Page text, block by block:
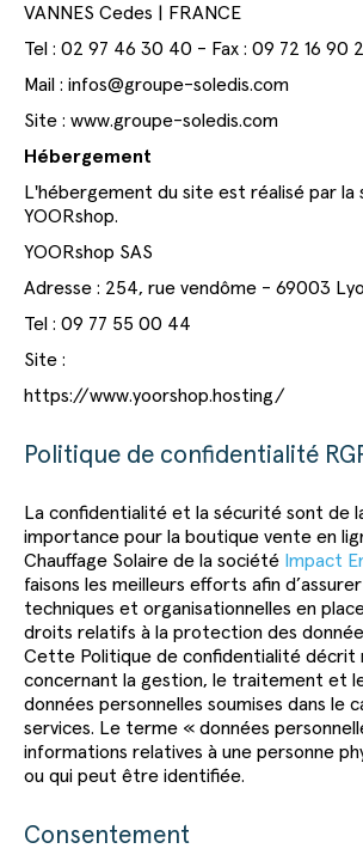
VANNES Cedes | FRANCE
Tel : 02 97 46 30 40 - Fax : 09 72 16 90
Mail : infos@groupe-soledis.com
Site : www.groupe-soledis.com
Hébergement
L'hébergement du site est réalisé par la
YOORshop.
YOORshop SAS
Adresse : 254, rue vendôme - 69003
Tel : 09 77 55 00 44
Site :
https://www.yoorshop.hosting/
Politique de confidentialité
La confidentialité et la sécurité sont de
importance pour la boutique vente en
Chauffage Solaire de la société Impact
faisons les meilleurs efforts afin
techniques et organisationnelles en
droits relatifs à la protection des
Cette Politique de confidentialité décrit
concernant la gestion, le traitement et
données personnelles soumises dans le
services. Le terme « données
informations relatives à une personne
ou qui peut être identifiée.
Consentement